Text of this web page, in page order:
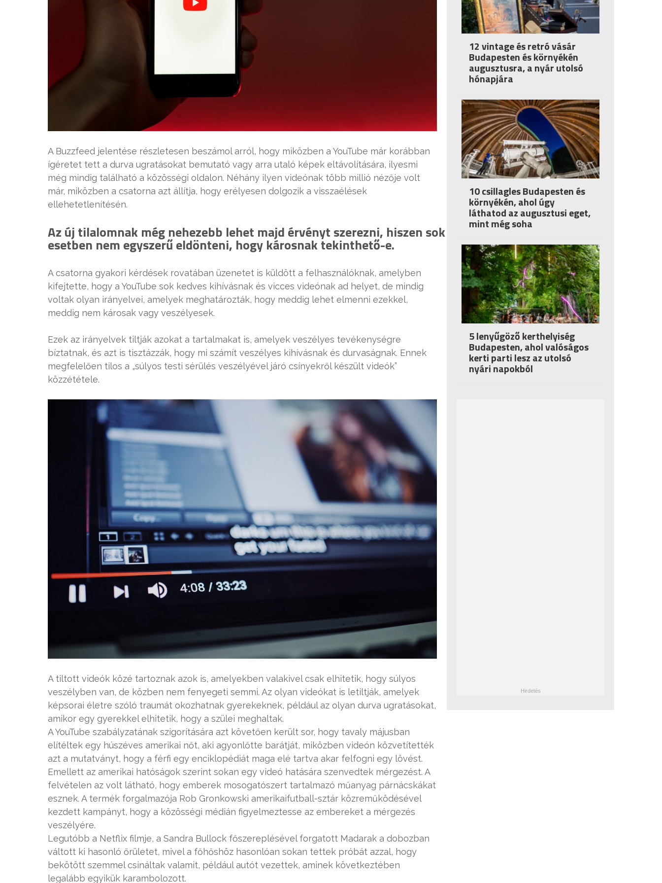
A Buzzfeed jelentése részletesen beszámol arról, hogy miközben a YouTube már korábban
ígéretet tett a durva ugratásokat bemutató vagy arra utaló képek eltávolítására, ilyesmi
még mindig található a közösségi oldalon. Néhány ilyen videónak több millió nézője volt
már, miközben a csatorna azt állítja, hogy erélyesen dolgozik a visszaélések
ellehetetlenítésén.
Az új tilalomnak még nehezebb lehet majd érvényt szerezni, hiszen sok
esetben nem egyszerű eldönteni, hogy károsnak tekinthető-e.
A csatorna gyakori kérdések rovatában üzenetet is küldött a felhasználóknak, amelyben
kifejtette, hogy a YouTube sok kedves kihívásnak és vicces videónak ad helyet, de mindig
voltak olyan irányelvei, amelyek meghatározták, hogy meddig lehet elmenni ezekkel,
meddig nem károsak vagy veszélyesek.
Ezek az irányelvek tiltják azokat a tartalmakat is, amelyek veszélyes tevékenységre
bíztatnak, és azt is tisztázzák, hogy mi számít veszélyes kihívásnak és durvaságnak. Ennek
megfelelően tilos a „súlyos testi sérülés veszélyével járó csínyekről készült videók”
közzététele.
A tiltott videók közé tartoznak azok is, amelyekben valakivel csak elhitetik, hogy súlyos
veszélyben van, de közben nem fenyegeti semmi. Az olyan videókat is letiltják, amelyek
képsorai életre szóló traumát okozhatnak gyerekeknek, például az olyan durva ugratásokat,
amikor egy gyerekkel elhitetik, hogy a szülei meghaltak.
A YouTube szabályzatának szigorítására azt követően került sor, hogy tavaly májusban
elítéltek egy húszéves amerikai nőt, aki agyonlőtte barátját, miközben videón közvetítették
azt a mutatványt, hogy a férfi egy enciklopédiát maga elé tartva akar felfogni egy lövést.
Emellett az amerikai hatóságok szerint sokan egy videó hatására szenvedtek mérgezést. A
felvételen az volt látható, hogy emberek mosogatószert tartalmazó műanyag párnácskákat
esznek. A termék forgalmazója Rob Gronkowski amerikaifutball-sztár közreműködésével
kezdett kampányt, hogy a közösségi médián figyelmeztesse az embereket a mérgezés
veszélyére.
Legutóbb a Netflix filmje, a Sandra Bullock főszereplésével forgatott Madarak a dobozban
váltott ki hasonló őrületet, mivel a főhőshöz hasonlóan sokan tettek próbát azzal, hogy
bekötött szemmel csináltak valamit, például autót vezettek, aminek következtében
legalább egyikük karambolozott.
12 vintage és retró vásár
Budapesten és környékén
augusztusra, a nyár utolsó
hónapjára
10 csillagles Budapesten és
környékén, ahol úgy
láthatod az augusztusi eget,
mint még soha
5 lenyűgöző kerthelyiség
Budapesten, ahol valóságos
kerti parti lesz az utolsó
nyári napokból